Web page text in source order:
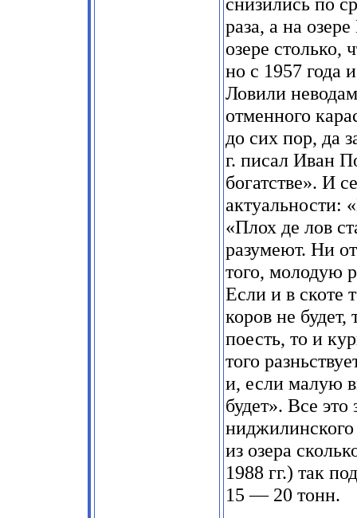
раза, а на
озере столько,
но с 1957 года
Ловили
отменного
до сих пор, да
г. писал Иван
богатстве». И
актуальности:
«Плох де лов
разумеют. Ни
того, молодую
Если и в скоте
коров не
поесть, то и
того
и, если малую
будет». Все
ниджилинского
из озера
1988 гг.) так
15 — 20 тонн.